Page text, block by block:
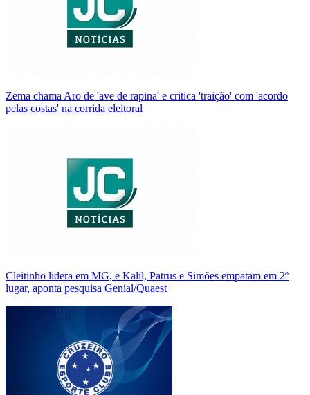
Zema chama Aro de 'ave de rapina' e critica 'traição' com 'acordo
pelas costas' na corrida eleitoral
Cleitinho lidera em MG, e Kalil, Patrus e Simões empatam em 2º
lugar, aponta pesquisa Genial/Quaest